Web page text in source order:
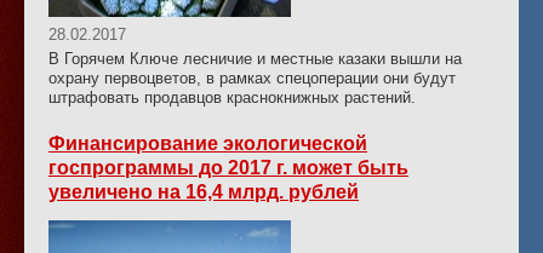
28.02.2017
В Горячем Ключе лесничие и местные казаки вышли на
охрану первоцветов, в рамках спецоперации они будут
штрафовать продавцов краснокнижных растений.
Финансирование экологической
госпрограммы до 2017 г. может быть
увеличено на 16,4 млрд. рублей